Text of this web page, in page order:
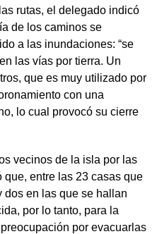
rutas, el delegado indicó
de los caminos se
a las inundaciones: “se
las vías por tierra. Un
que es muy utilizado por
con una
lo cual provocó su cierre
vecinos de la isla por las
que, entre las 23 casas que
dos en las que se hallan
por lo tanto, para la
por evacuarlas